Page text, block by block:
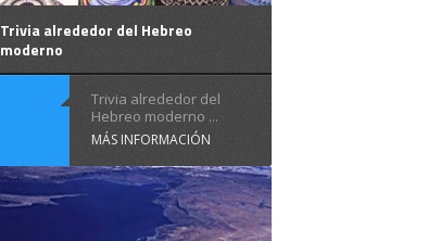
Trivia alrededor del Hebreo
moderno
Trivia alrededor del
Hebreo moderno ...
MÁS INFORMACIÓN